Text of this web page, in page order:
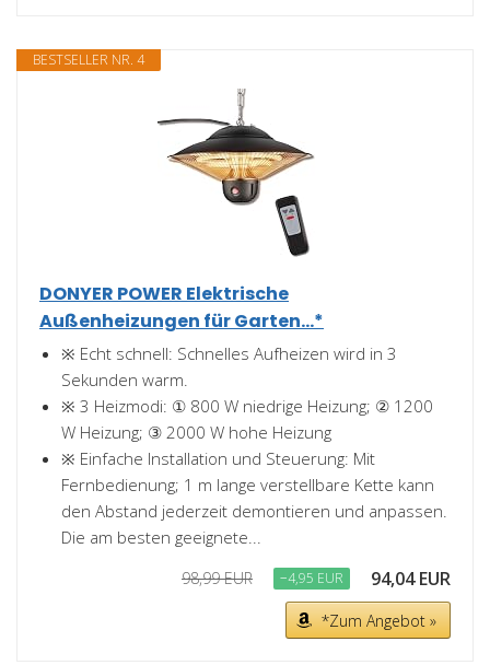
BESTSELLER NR. 4
DONYER POWER Elektrische
Außenheizungen für Garten...*
※ Echt schnell: Schnelles Aufheizen wird in 3
Sekunden warm.
※ 3 Heizmodi: ① 800 W niedrige Heizung; ② 1200
W Heizung; ③ 2000 W hohe Heizung
※ Einfache Installation und Steuerung: Mit
Fernbedienung; 1 m lange verstellbare Kette kann
den Abstand jederzeit demontieren und anpassen.
Die am besten geeignete...
98,99 EUR −4,95 EUR 94,04 EUR
*Zum Angebot »